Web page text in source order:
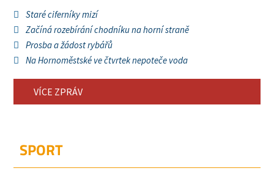
Staré ciferníky mizí
Začíná rozebírání chodníku na horní straně
Prosba a žádost rybářů
Na Hornoměstské ve čtvrtek nepoteče voda
VÍCE ZPRÁV
SPORT